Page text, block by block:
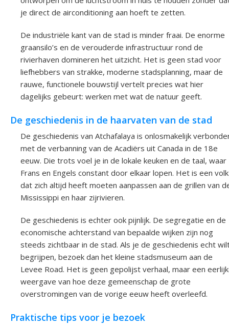
je direct de airconditioning aan hoeft te zetten.
De industriële kant van de stad is minder fraai. De enorme
graansilo’s en de verouderde infrastructuur rond de
rivierhaven domineren het uitzicht. Het is geen stad voor
liefhebbers van strakke, moderne stadsplanning, maar de
rauwe, functionele bouwstijl vertelt precies wat hier
dagelijks gebeurt: werken met wat de natuur geeft.
De geschiedenis in de haarvaten van de stad
De geschiedenis van Atchafalaya is onlosmakelijk
met de verbanning van de Acadiërs uit Canada in de 18e
eeuw. Die trots voel je in de lokale keuken en de taal, waar
Frans en Engels constant door elkaar lopen. Het is een volk
dat zich altijd heeft moeten aanpassen aan de grillen van
Mississippi en haar zijrivieren.
De geschiedenis is echter ook pijnlijk. De segregatie en de
economische achterstand van bepaalde wijken zijn nog
steeds zichtbaar in de stad. Als je de geschiedenis echt
begrijpen, bezoek dan het kleine stadsmuseum aan de
Levee Road. Het is geen gepolijst verhaal, maar een
weergave van hoe deze gemeenschap de grote
overstromingen van de vorige eeuw heeft overleefd.
Praktische tips voor je bezoek